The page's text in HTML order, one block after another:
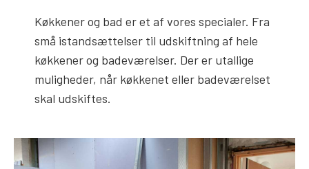
Køkkener og bad er et af vores specialer. Fra
små istandsættelser til udskiftning af hele
køkkener og badeværelser. Der er utallige
muligheder, når køkkenet eller badeværelset
skal udskiftes.